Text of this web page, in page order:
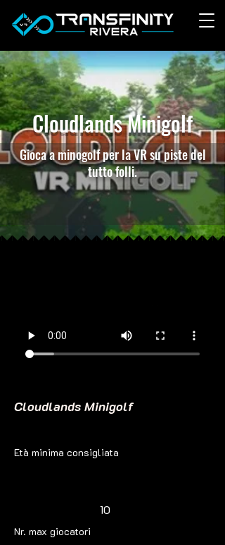
Cloudlands Minigolf
Gioca a minogolf per la VR su piste del
tutto folli.
Cloudlands Minigolf
Età minima consigliata
10
Nr. max giocatori